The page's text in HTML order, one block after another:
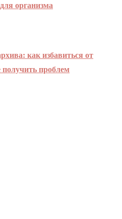
организма
как избавиться от
проблем